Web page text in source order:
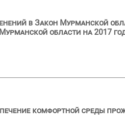
в Закон Мурманской
области на 2017
комфортной среды